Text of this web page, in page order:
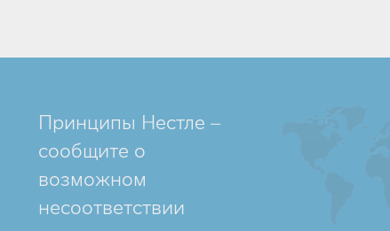
Принципы Нестле –
сообщите о
возможном
несоответствии